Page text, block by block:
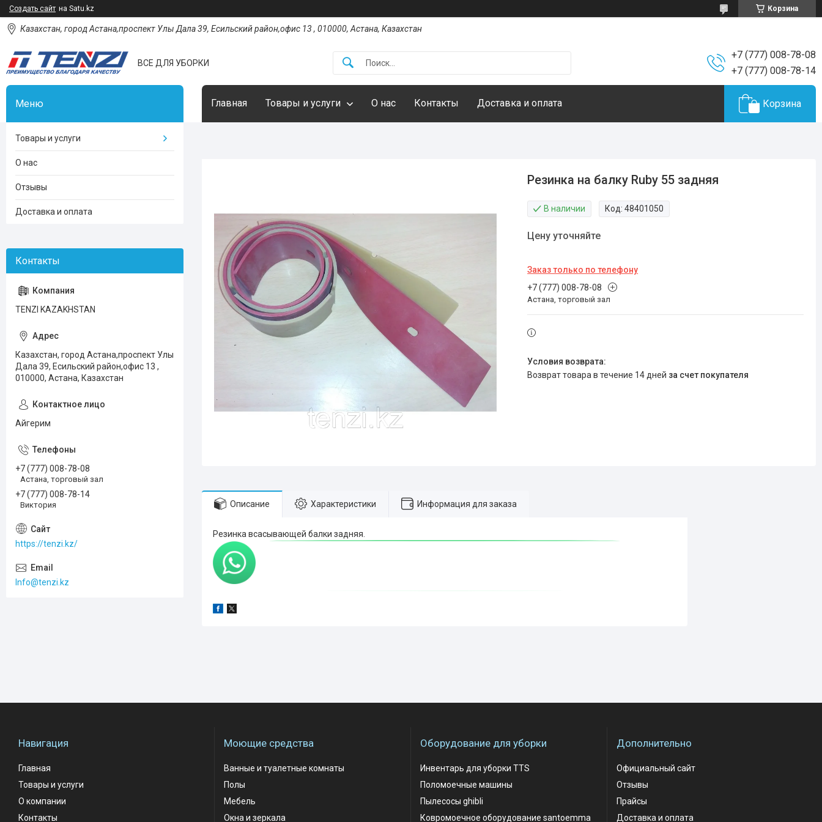
Создать сайт на Satu.kz Корзина
Казахстан, город Астана,проспект Улы Дала 39, Есильский район,офис 13 , 010000, Астана, Казахстан
ВСЕ ДЛЯ УБОРКИ
+7 (777) 008-78-08
+7 (777) 008-78-14
Главная Товары и услуги О нас Контакты Доставка и оплата Корзина
Резинка на балку Ruby 55 задняя
В наличии Код:48401050
Цену уточняйте
Заказ только по телефону
+7 (777) 008-78-08
Астана, торговый зал
возврат товара в течение 14 дней за счет покупателя
Описание Характеристики Информация для заказа
Резинка всасывающей балки задняя.
Товары и услуги
О нас
Отзывы
Доставка и оплата
TENZI KAZAKHSTAN
Казахстан, город Астана,проспект Улы
Дала 39, Есильский район,офис 13 ,
010000, Астана, Казахстан
Айгерим
+7 (777) 008-78-08
Астана, торговый зал
+7 (777) 008-78-14
Виктория
https://tenzi.kz/
Info@tenzi.kz
Навигация
Главная
Товары и услуги
О компании
Контакты
Моющие средства
Ванные и туалетные комнаты
Полы
Мебель
Окна и зеркала
Оборудование для уборки
Инвентарь для уборки TTS
Поломоечные машины
Пылесосы ghibli
Ковромоечное оборудование santoemma
Дополнительно
Официальный сайт
Отзывы
Прайсы
Доставка и оплата